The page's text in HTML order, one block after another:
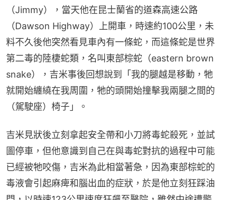
（Jimmy），當天他在昆士蘭省的道森高速公路
（Dawson Highway）上開車，時速約100公里，未
料不久後他突然看見車內有一條蛇，而這條蛇是世界
第二毒的陸棲蛇類，名叫東部棕蛇（eastern brown
snake），吉米事後回想說到「我的腿越是移動，牠
就開始纏繞在我周圍，牠的頭開始撞擊我兩腿之間的
（駕駛座）椅子」。
吉米見狀後立刻拿起安全帶和小刀將毒蛇殺死，並試
圖停車，但他意識到自己在與毒蛇對抗的過程中可能
已經被牠咬傷，吉米為此相當著急，因為東部棕蛇的
毒液會引起麻痺和腦出血的症狀，於是他立刻狂踩油